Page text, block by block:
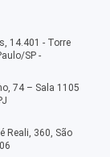
14.401 - Torre
SP -
74 – Sala 1105
Reali, 360, São